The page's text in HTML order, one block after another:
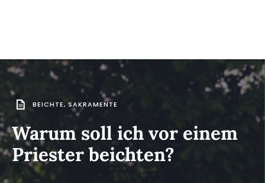
BEICHTE,SAKRAMENTE
Warum soll ich vor einem
Priester beichten?